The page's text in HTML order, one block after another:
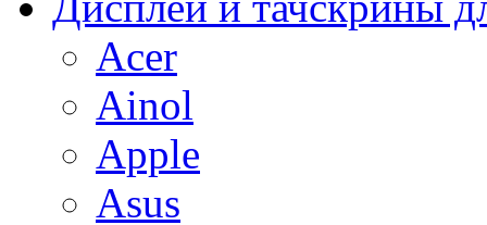
Acer
Ainol
Apple
Asus